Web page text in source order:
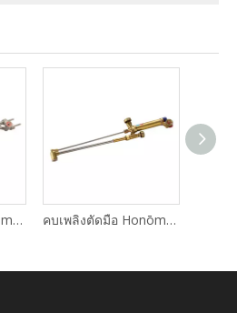
คบเพลิงตัดมือ Honōmaru Type-H